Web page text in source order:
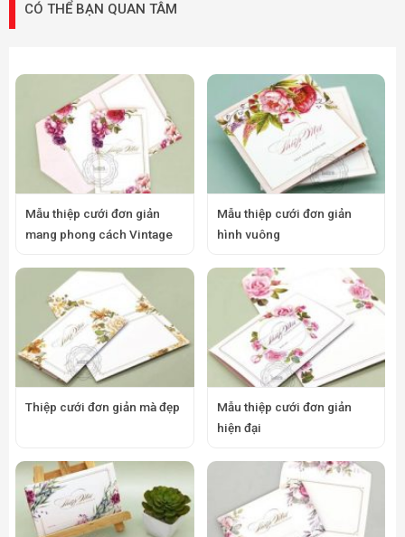
CÓ THỂ BẠN QUAN TÂM
Mẫu thiệp cưới đơn giản
mang phong cách Vintage
Mẫu thiệp cưới đơn giản
hình vuông
Thiệp cưới đơn giản mà đẹp
Mẫu thiệp cưới đơn giản
hiện đại